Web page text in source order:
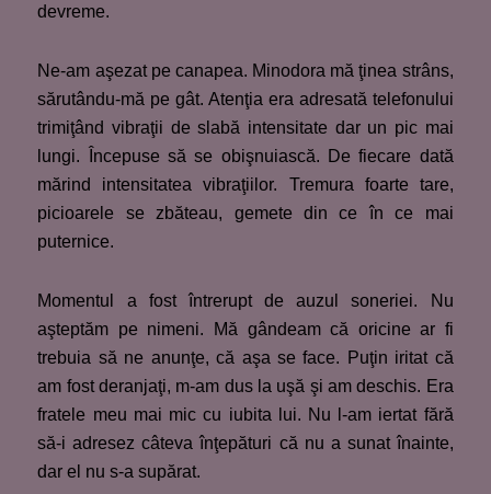
devreme.
Ne-am aşezat pe canapea. Minodora mă ţinea strâns,
sărutându-mă pe gât. Atenţia era adresată telefonului
trimiţând vibraţii de slabă intensitate dar un pic mai
lungi. Începuse să se obişnuiască. De fiecare dată
mărind intensitatea vibraţiilor. Tremura foarte tare,
picioarele se zbăteau, gemete din ce în ce mai
puternice.
Momentul a fost întrerupt de auzul soneriei. Nu
aşteptăm pe nimeni. Mă gândeam că oricine ar fi
trebuia să ne anunţe, că aşa se face. Puţin iritat că
am fost deranjaţi, m-am dus la uşă şi am deschis. Era
fratele meu mai mic cu iubita lui. Nu l-am iertat fără
să-i adresez câteva înţepături că nu a sunat înainte,
dar el nu s-a supărat.